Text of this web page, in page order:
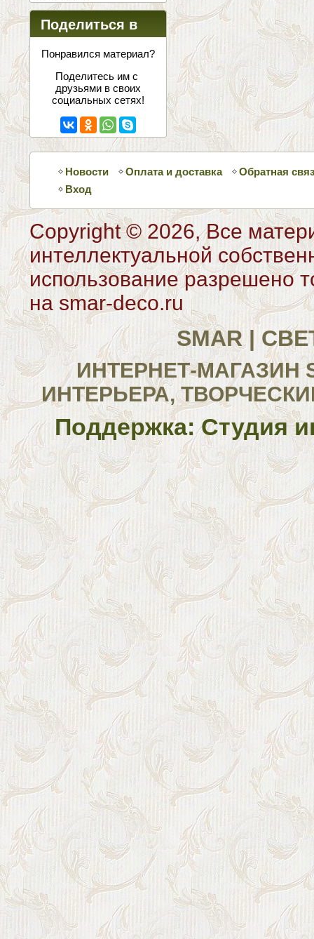
Поделиться в
соцсетях
Понравился материал?
Поделитесь им с
друзьями в своих
социальных сетях!
Новости Оплата и доставка
Обратная
Вход
Copyright © 2026, Все
интеллектуальной
использование разрешено
на smar-deco.ru
SMAR |
ИНТЕРНЕТ-МАГАЗИН
ИНТЕРЬЕРА,
Поддержка: Студия